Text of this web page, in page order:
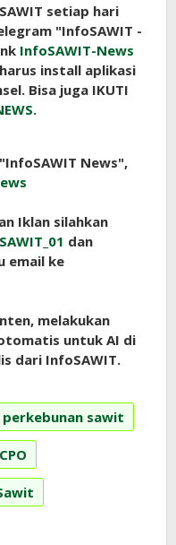
setiap hari
"InfoSAWIT -
InfoSAWIT-News
install aplikasi
Bisa juga IKUTI
News",
Iklan silahkan
dan
email ke
melakukan
untuk AI di
dari InfoSAWIT.
perkebunan sawit